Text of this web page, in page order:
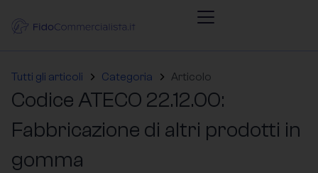
Tutti gli articoli Categoria Articolo
Codice ATECO 22.12.00:
Fabbricazione di altri prodotti in
gomma